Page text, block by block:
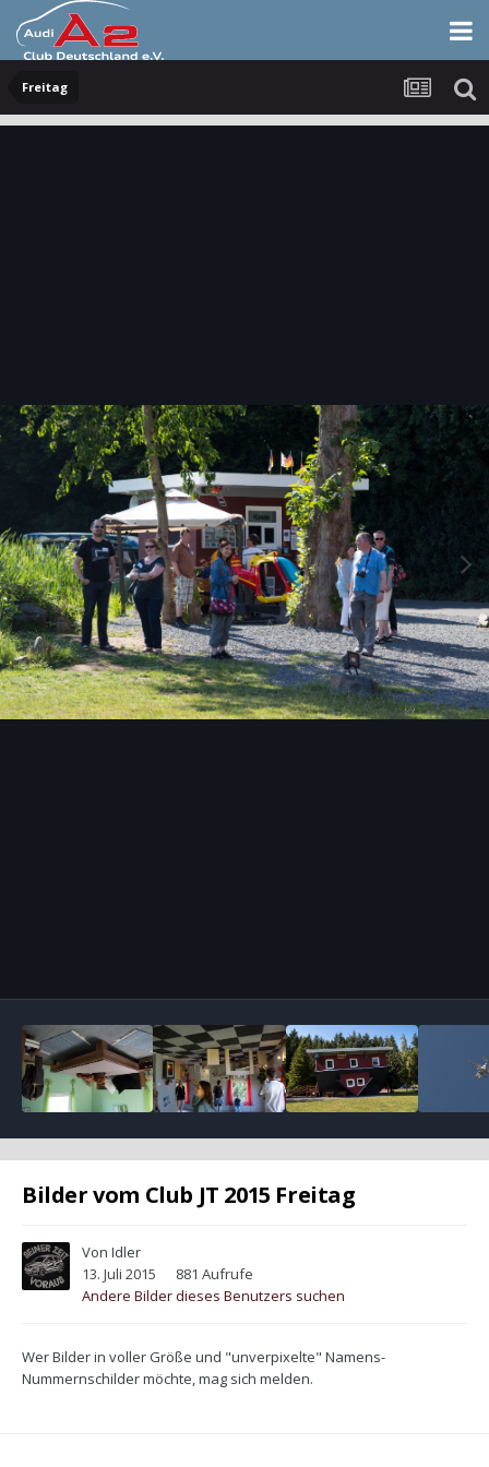
Freitag
Bilder vom Club JT 2015 Freitag
Von Idler
13. Juli 2015
881 Aufrufe
Andere Bilder dieses Benutzers suchen
Wer Bilder in voller Größe und "unverpixelte" Namens-
Nummernschilder möchte, mag sich melden.